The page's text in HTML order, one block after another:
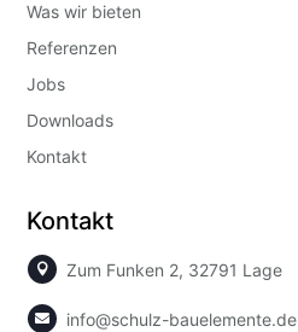
Was wir bieten
Referenzen
Jobs
Downloads
Kontakt
Kontakt
 Zum Funken 2, 32791 Lage
 info@schulz-bauelemente.de